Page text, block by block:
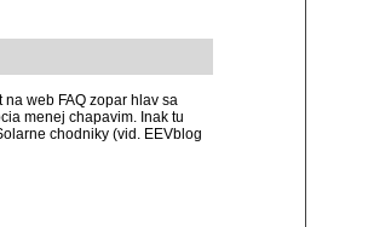
web FAQ zopar hlav sa
menej chapavim. Inak tu
chodniky (vid. EEVblog